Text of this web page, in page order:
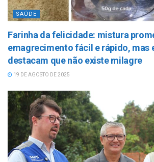
SAÚDE
Farinha da felicidade: mistura
emagrecimento fácil e rápido, mas
destacam que não existe milagre
19 DE AGOSTO DE 2025